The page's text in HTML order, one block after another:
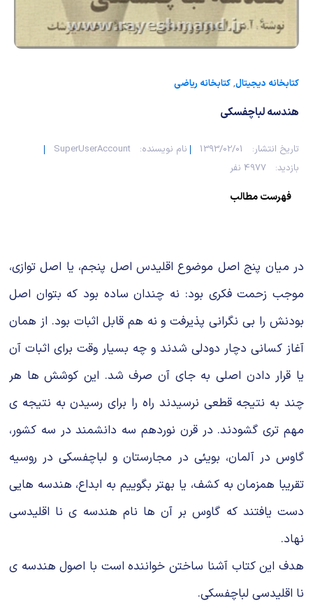
کتابخانه دیجیتال,کتابخانه ریاضی
هندسه لباچفسکی
تاریخ انتشار: 1393/02/01 نام نویسنده:
SuperUserAccount
بازدید:
4977 نفر
فهرست مطالب
در میان پنج اصل موضوع اقلیدس اصل پنجم، یا اصل توازی،
موجب زحمت فکری بود: نه چندان ساده بود که بتوان اصل
بودنش را بی نگرانی پذیرفت و نه هم قابل اثبات بود. از همان
آغاز کسانی دچار دودلی شدند و چه بسیار وقت برای اثبات آن
یا قرار دادن اصلی به جای آن صرف شد. این کوشش ها هر
چند به نتیجه قطعی نرسیدند راه را برای رسیدن به نتیجه ی
مهم تری گشودند. در قرن نوردهم سه دانشمند در سه کشور،
گاوس در آلمان، بویئی در مجارستان و لباچفسکی در روسیه
تقریبا همزمان به کشف، یا بهتر بگوییم به ابداع، هندسه هایی
دست یافتند که گاوس بر آن ها نام هندسه ی نا اقلیدسی
نهاد.
هدف این کتاب آشنا ساختن خواننده است با اصول هندسه ی
نا اقلیدسی لباچفسکی.